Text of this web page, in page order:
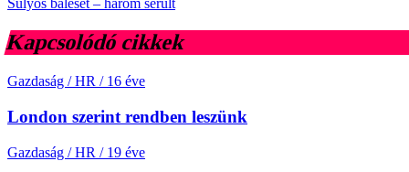
Súlyos baleset – három sérült
Kapcsolódó cikkek
Gazdaság / HR / 16 éve
London szerint rendben leszünk
Gazdaság / HR / 19 éve